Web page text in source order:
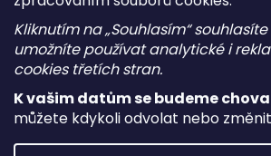
Kliknutím na „Souhlasím“
umožníte používat analytické i
cookies třetích stran.
K vašim datům se budeme
můžete kdykoli odvolat nebo